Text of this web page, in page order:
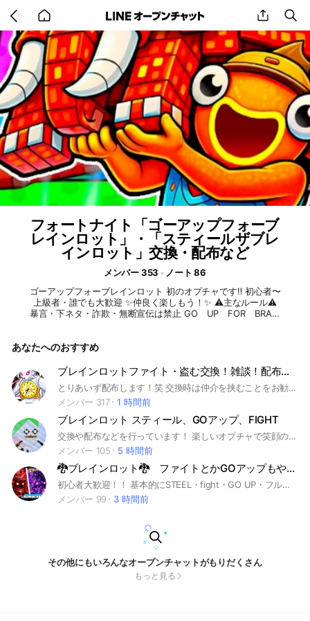
back
to
home
share
フォートナイト「ゴーアップフォーブ
レインロット」・「スティールザブレ
インロット」交換・配布など
メンバー 353
ノート 86
ゴーアップフォーブレインロット 初のオプチャです‼️ 初心者〜
上級者・誰でも大歓迎 ✨️仲良く楽しもう！✨️ ⚠️主なルール⚠️
暴言・下ネタ・詐欺・無断宣伝は禁止 GO UP FOR BRAIN
ト #GO UP FOR BRAINROTS #スティールザブレインロッ
あなたへのおすすめ
ブレインロットファイト・盗む交換！雑談！配布多いから入って！ボイド蜘蛛.ギャラ蜘蛛配布中！！！
とりあいず配布します！笑 交換時は仲介を挟むことをお勧めします！ みんなで交換しよう！ #ブレインロット#ファイト#フォトナ#フォートナイト#交換#雑談#配布#ブレロ#ブレイン#ゲーム
メンバー 317
1 時間前
ブレインロット スティール、GOアップ、FIGHT
交換や配布などを行っています！ 楽しいオプチャで笑顔のオプチャにしようと思ってます。 配布は カニケパやイベントラグランデなどその他もろもろ... 配布したりしています！ 時まぐれに投票大会というのを行い、 一番投票が早かった人に配布というのをいきなりする時もあります！ 下の文をご承知の上ご参加ください #ブレインロット#フォートナイト#交換#配布#詐欺禁止 下ネタ🈲 暴言🈲 詐欺絶対🈲 🐚🦆🈲 乞食🈲 GOアップ⭕️ スティール⭕️ ファイト⭕️ ゴーアップ
メンバー 105
5 時間前
🐉ブレインロット🐉 ファイトとかGOアップもやろーぜ！
初心者大歓迎！！ 基本的にSTEEL・fight・GO UP・フルーツなどがメインです。 宣伝するなら許可得てからにしてね！ #フォートナイト#ブレインロット#ブレインロット交換#ブレインロット配布
メンバー 99
3 時間前
その他にもいろんなオープンチャットがもりだくさん
もっと見る